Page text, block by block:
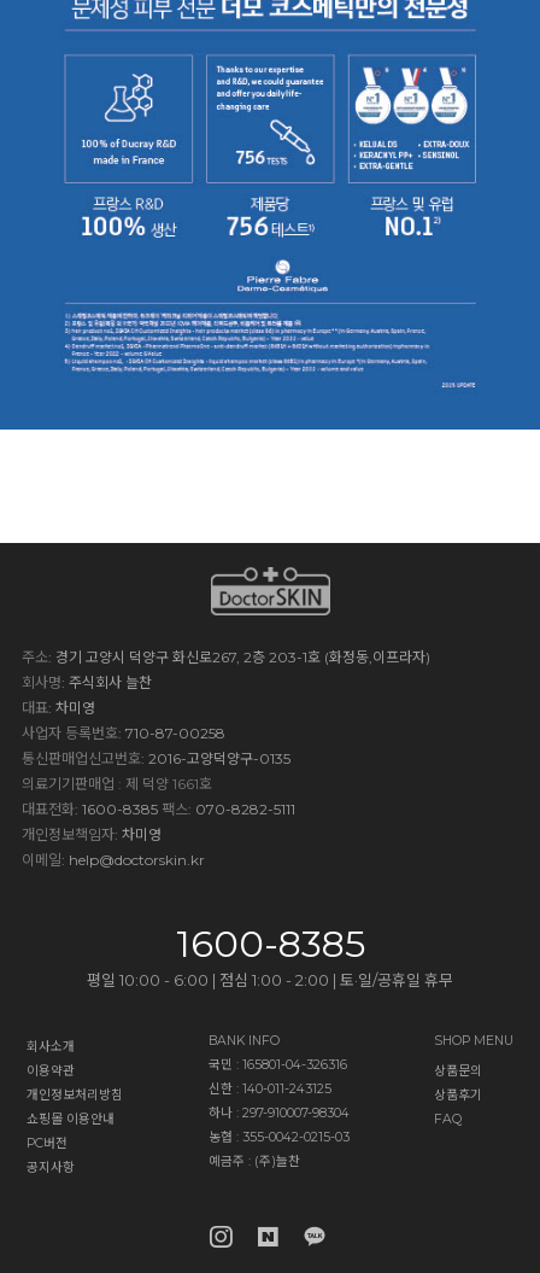
주소: 경기 고양시 덕양구 화신로267, 2층 203-1호 (화정동,이프라자)
회사명: 주식회사 늘찬
대표: 차미영
사업자 등록번호: 710-87-00258
통신판매업신고번호: 2016-고양덕양구-0135
의료기기판매업 : 제 덕양 1661호
대표전화: 1600-8385 팩스: 070-8282-5111
개인정보책임자: 차미영
이메일: help@doctorskin.kr
1600-8385
평일 10:00 - 6:00 | 점심 1:00 - 2:00 | 토·일/공휴일 휴무
회사소개
이용약관
개인정보처리방침
쇼핑몰 이용안내
PC버전
공지사항
BANK INFO
국민 : 165801-04-326316
신한 : 140-011-243125
하나 : 297-910007-98304
농협 : 355-0042-0215-03
예금주 : (주)늘찬
SHOP MENU
상품문의
상품후기
FAQ